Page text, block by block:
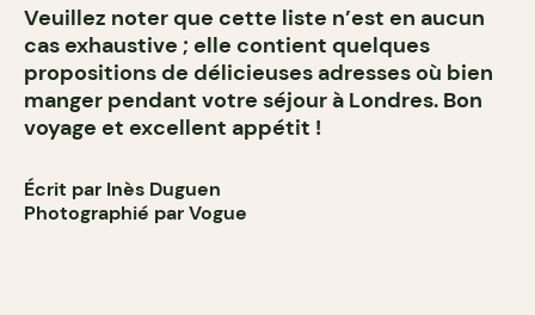
Veuillez noter que cette liste n’est en aucun
cas exhaustive ; elle contient quelques
propositions de délicieuses adresses où bien
manger pendant votre séjour à Londres. Bon
voyage et excellent appétit !
Écrit par Inès Duguen
Photographié par Vogue